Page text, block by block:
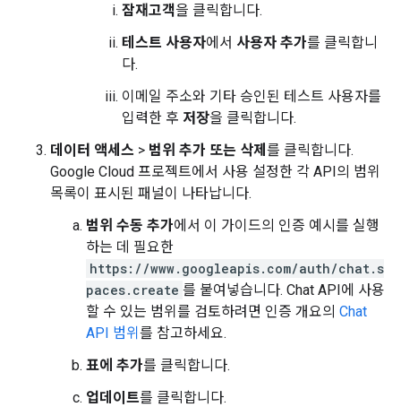
잠재고객을 클릭합니다.
테스트 사용자에서 사용자 추가를 클릭합니
다.
이메일 주소와 기타 승인된 테스트 사용자를
입력한 후 저장을 클릭합니다.
데이터 액세스 > 범위 추가 또는 삭제 를 클릭합니다.
Google Cloud 프로젝트에서 사용 설정한 각 API의 범위
목록이 표시된 패널이 나타납니다.
범위 수동 추가에서 이 가이드의 인증 예시를 실행
하는 데 필요한
https://www.googleapis.com/auth/chat.s
paces.create 를 붙여넣습니다. Chat API에 사용
할 수 있는 범위를 검토하려면 인증 개요의 Chat
API 범위 를 참고하세요.
표에 추가를 클릭합니다.
업데이트를 클릭합니다.